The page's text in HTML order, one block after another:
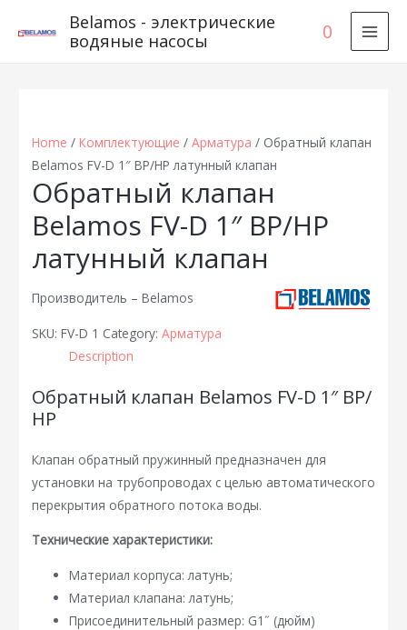
Belamos - электрические
водяные насосы
0
Home / Комплектующие / Арматура / Обратный клапан
Belamos FV-D 1″ ВР/НР латунный клапан
Обратный клапан
Belamos FV-D 1″ ВР/НР
латунный клапан
Производитель – Belamos
SKU: FV-D 1 Category: Арматура
Description
Обратный клапан Belamos FV-D 1″ ВР/
НР
Клапан обратный пружинный предназначен для
установки на трубопроводах с целью автоматического
перекрытия обратного потока воды.
Технические характеристики:
Материал корпуса: латунь;
Материал клапана: латунь;
Присоединительный размер: G1˝ (дюйм)